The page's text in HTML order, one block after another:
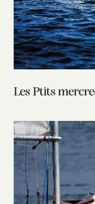
Les Ptits